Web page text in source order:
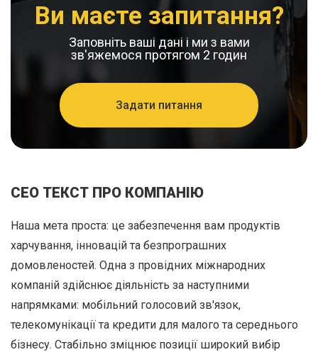
Ви маєте запитання?
Заповніть ваші дані і ми з вами
зв'яжемося протягом 2 годин
Задати питання
СЕО ТЕКСТ ПРО КОМПАНІЮ
Наша мета проста: це забезпечення вам продуктів
харчування, інновацій та безпрограшних
домовленостей. Одна з провідних міжнародних
компаній здійснює діяльність за наступними
напрямками: мобільний голосовий зв'язок,
телекомунікації та кредити для малого та середнього
бізнесу. Стабільно зміцнює позиції широкий вибір